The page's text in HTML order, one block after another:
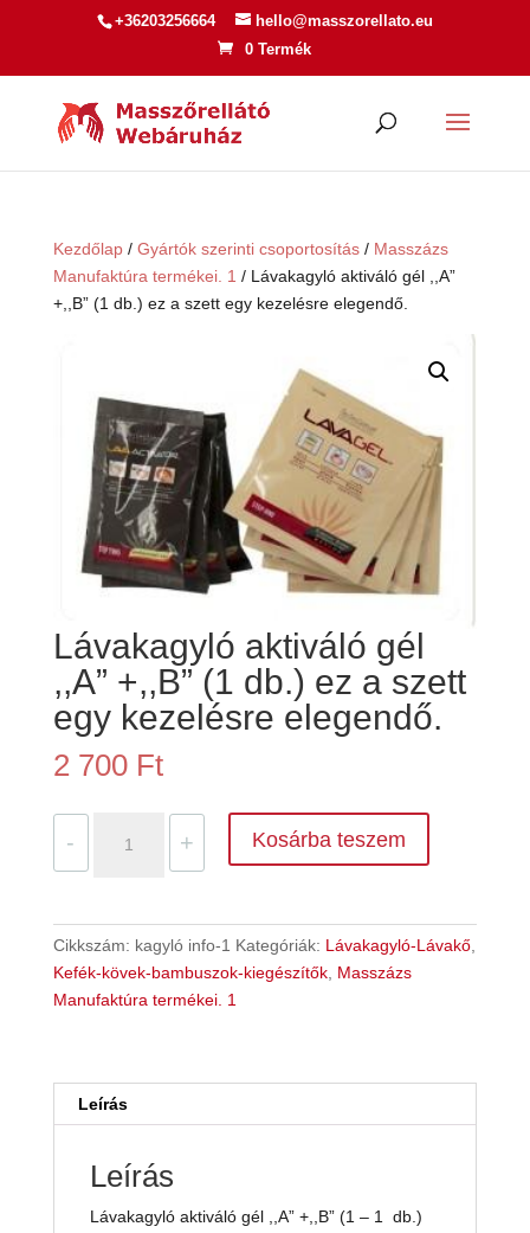
+36203256664
hello@masszorellato.eu
0 Termék
Kezdőlap/ Gyártók szerinti csoportosítás/ Masszázs
Manufaktúra termékei. 1 / Lávakagyló aktiváló gél ,,A”
+,,B” (1 db.) ez a szett egy kezelésre elegendő.
Lávakagyló aktiváló gél
,,A” +,,B” (1 db.) ez a szett
egy kezelésre elegendő.
2 700 Ft
-
aktiváló
egy
kezelésre
mennyiség
+ Kosárba teszem
Cikkszám: kagyló info-1 Kategóriák: Lávakagyló-Lávakő,
Kefék-kövek-bambuszok-kiegészítők, Masszázs
Manufaktúra termékei. 1
Leírás
Leírás
Lávakagyló aktiváló gél ,,A” +,,B” (1 – 1 db.)